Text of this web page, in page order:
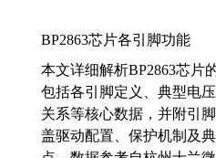
BP2863芯片各引脚功能
本文详细解析BP2863芯片
包括各引脚定义、典型电
关系等核心数据，并附引
盖驱动配置、保护机制及